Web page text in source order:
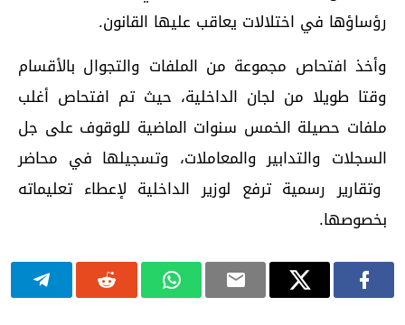
رؤساؤها في اختلالات يعاقب عليها القانون.
وأخذ افتحاص مجموعة من الملفات والتجوال بالأقسام
وقتا طويلا من لجان الداخلية، حيث تم افتحاص أغلب
ملفات حصيلة الخمس سنوات الماضية للوقوف على جل
السجلات والتدابير والمعاملات، وتسجيلها في محاضر
وتقارير رسمية ترفع لوزير الداخلية لإعطاء تعليماته
بخصوصها.